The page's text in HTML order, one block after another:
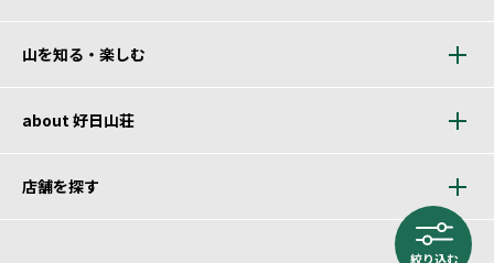
絞り込む
山を知る・楽しむ
about 好日山荘
店舗を探す